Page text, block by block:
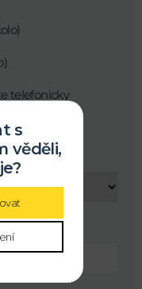
telefonicky
s
věděli,